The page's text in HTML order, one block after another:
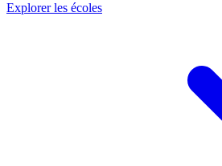
Explorer les écoles